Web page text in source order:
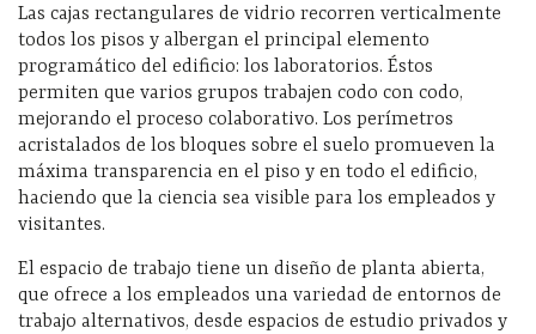
Las cajas rectangulares de vidrio recorren verticalmente
todos los pisos y albergan el principal elemento
programático del edificio: los laboratorios. Éstos
permiten que varios grupos trabajen codo con codo,
mejorando el proceso colaborativo. Los perímetros
acristalados de los bloques sobre el suelo promueven la
máxima transparencia en el piso y en todo el edificio,
haciendo que la ciencia sea visible para los empleados y
visitantes.
El espacio de trabajo tiene un diseño de planta abierta,
que ofrece a los empleados una variedad de entornos de
trabajo alternativos, desde espacios de estudio privados y